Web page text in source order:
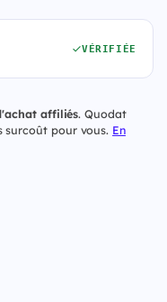
VÉRIFIÉE
affiliés. Quodat
surcoût pour vous. En